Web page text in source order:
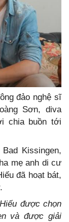
đảo nghệ sĩ
Sơn, diva
chia buồn tới
Kissingen,
mẹ anh di cư
đã hoạt bát,
được chọn
và được giải